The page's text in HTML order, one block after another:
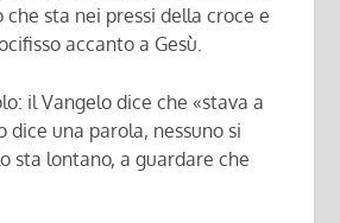
sta nei pressi della croce e
accanto a Gesù.
il Vangelo dice che «stava a
dice una parola, nessuno si
sta lontano, a guardare che